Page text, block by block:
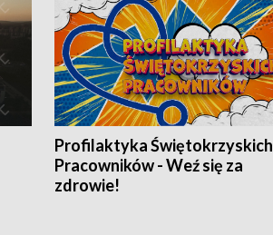
Profilaktyka Świętokrzyskich
Pracowników - Weź się za
zdrowie!